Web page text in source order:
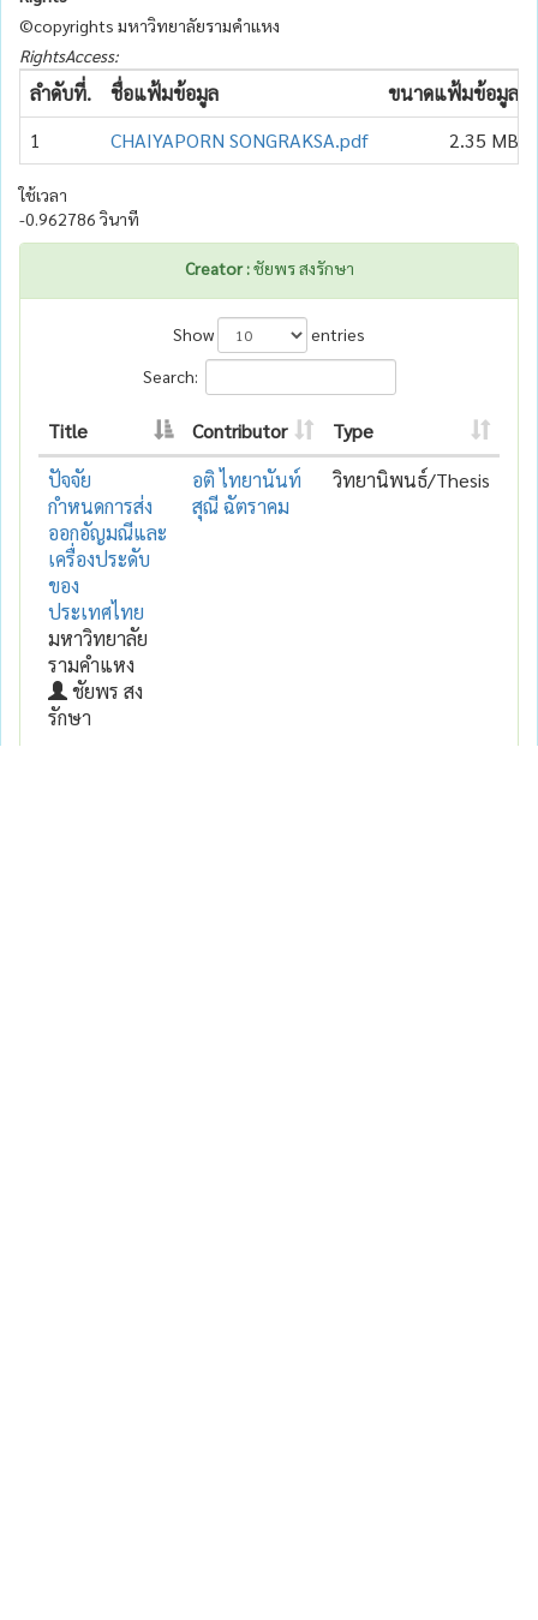
©copyrights มหาวิทยาลัยรามคำแหง
RightsAccess:
ลำดับที่. ชื่อแฟ้มข้อมูล
ขนาดแฟ้มข้อมูล
1
CHAIYAPORN SONGRAKSA.pdf 2.35 MB
ใช้เวลา
-0.962786 วินาที
Creator :ชัยพร สงรักษา
Show
entries
Search:
Title Contributor
Type
ปัจจัย
กำหนดการส่ง
ออกอัญมณีและ
เครื่องประดับ
ของ
ประเทศไทย
มหาวิทยาลัย
รามคำแหง
ชัยพร สง
รักษา
อติ ไทยานันท์
สุณี ฉัตราคม
วิทยานิพนธ์/Thesis